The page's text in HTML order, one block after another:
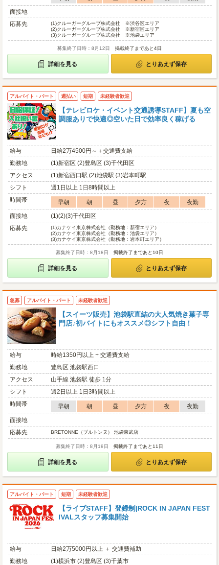
面接地
応募先
(1)クルーガーグループ株式会社 ※渋谷区エリア
(2)クルーガーグループ株式会社 ※新宿区エリア
(3)クルーガーグループ株式会社 ※池袋エリア
募集終了日時：8月12日 掲載終了まであと4日
詳細を見る とりあえず保存
アルバイト・パート 週払い 短期 未経験者歓迎
【テレビロケ・イベント交通誘導STAFF】夏も空
調服ありで快適◎空いた日で効率良く稼げる
給与
日給2万4500円～＋交通費支給
勤務地
(1)新宿区 (2)豊島区 (3)千代田区
アクセス
(1)新宿西口駅 (2)池袋駅 (3)岩本町駅
シフト
週1日以上 1日8時間以上
時間帯
早朝 朝 昼 夕方 夜
夜勤
面接地
(1)(2)(3)千代田区
応募先
(1)カナケイ東京株式会社（勤務地：新宿エリア）
(2)カナケイ東京株式会社（勤務地：池袋エリア）
(3)カナケイ東京株式会社（勤務地：岩本町エリア）
募集終了日時：8月18日 掲載終了まであと10日
詳細を見る とりあえず保存
急募 アルバイト・パート 未経験者歓迎
【スイーツ販売】池袋駅直結の大人気焼き菓子専
門店♪初バイトにもオススメ◎シフト自由！
給与
時給1350円以上 + 交通費支給
勤務地
豊島区 池袋駅西口
アクセス
山手線 池袋駅 徒歩 1分
シフト
週2日以上 1日3時間以上
時間帯
早朝 朝 昼 夕方 夜
夜勤
面接地
応募先
BRETONNE（ブルトンヌ） 池袋東武店
募集終了日時：8月19日 掲載終了まであと11日
詳細を見る とりあえず保存
アルバイト・パート 短期 未経験者歓迎
【ライブSTAFF】登録制|ROCK IN JAPAN FEST
IVALスタッフ募集開始
給与
日給2万5000円以上 ＋ 交通費補助
勤務地
(1)横浜市 (2)豊島区 (3)千葉市